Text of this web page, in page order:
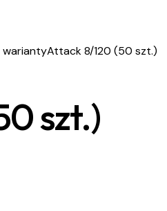
Attack 8/120 (50 szt.)
szt.)